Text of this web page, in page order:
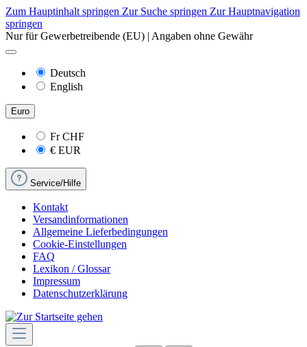
Zum Hauptinhalt springen Zur Suche springen Zur Hauptnavigation
springen
Nur für Gewerbetreibende (EU) | Angaben ohne Gewähr
Deutsch
English
Euro
FrCHF
€ EUR
Service/Hilfe
Kontakt
Versandinformationen
Allgemeine Lieferbedingungen
Cookie-Einstellungen
FAQ
Lexikon / Glossar
Impressum
Datenschutzerklärung